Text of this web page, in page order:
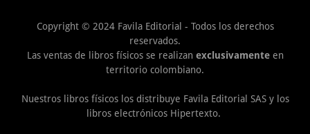
Copyright © 2024 Favila Editorial - Todos los derechos
reservados.
Las ventas de libros físicos se realizan exclusivamenteen
territorio colombiano.
Nuestros libros físicos los distribuye Favila Editorial SAS y los
libros electrónicos Hipertexto.